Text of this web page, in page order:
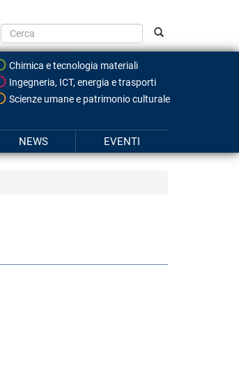
Chimica e tecnologia materiali
Ingegneria, ICT, energia e trasporti
Scienze umane e patrimonio culturale
NEWS EVENTI